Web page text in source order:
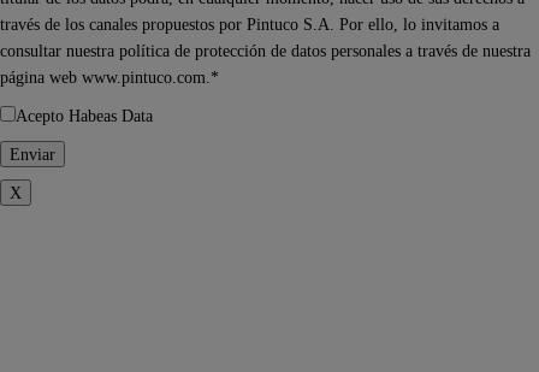
través de los canales propuestos por Pintuco S.A. Por ello, lo invitamos a
consultar nuestra política de protección de datos personales a través de nuestra
página web www.pintuco.com.*
Acepto Habeas Data
X